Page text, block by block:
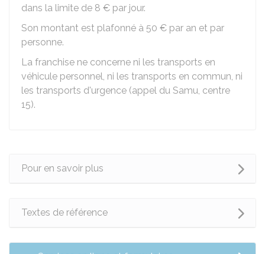
dans la limite de 8 € par jour.
Son montant est plafonné à 50 € par an et par
personne.
La franchise ne concerne ni les transports en
véhicule personnel, ni les transports en commun, ni
les transports d'urgence (appel du Samu, centre
15).
Pour en savoir plus
Textes de référence